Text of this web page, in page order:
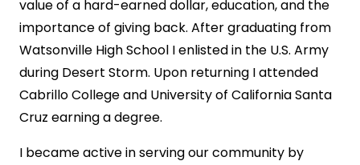
value of a hard-earned dollar, education, and the
importance of giving back. After graduating from
Watsonville High School I enlisted in the U.S. Army
during Desert Storm. Upon returning I attended
Cabrillo College and University of California Santa
Cruz earning a degree.
I became active in serving our community by